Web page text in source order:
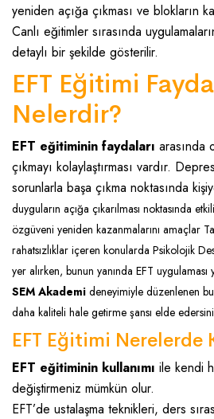
yeniden açığa çıkması ve blokların
Canlı eğitimler sırasında
detaylı bir şekilde gösterilir.
EFT Eğitimi
Nelerdir?
EFT eğitiminin faydaları arasında
çıkmayı kolaylaştırması vardır.
sorunlarla başa çıkma noktasında
duyguların açığa çıkarılması noktasında
özgüveni yeniden kazanmalarını amaçlar
rahatsızlıklar içeren konularda Psikolojik
yer alırken, bunun yanında EFT uygulaması
SEM Akademi deneyimiyle düzenlenen bu
daha kaliteli hale getirme şansı elde
EFT Eğitimi Nerelerde
EFT eğitiminin kullanımı ile kendi
değiştirmeniz mümkün olur.
EFT’de ustalaşma teknikleri, ders